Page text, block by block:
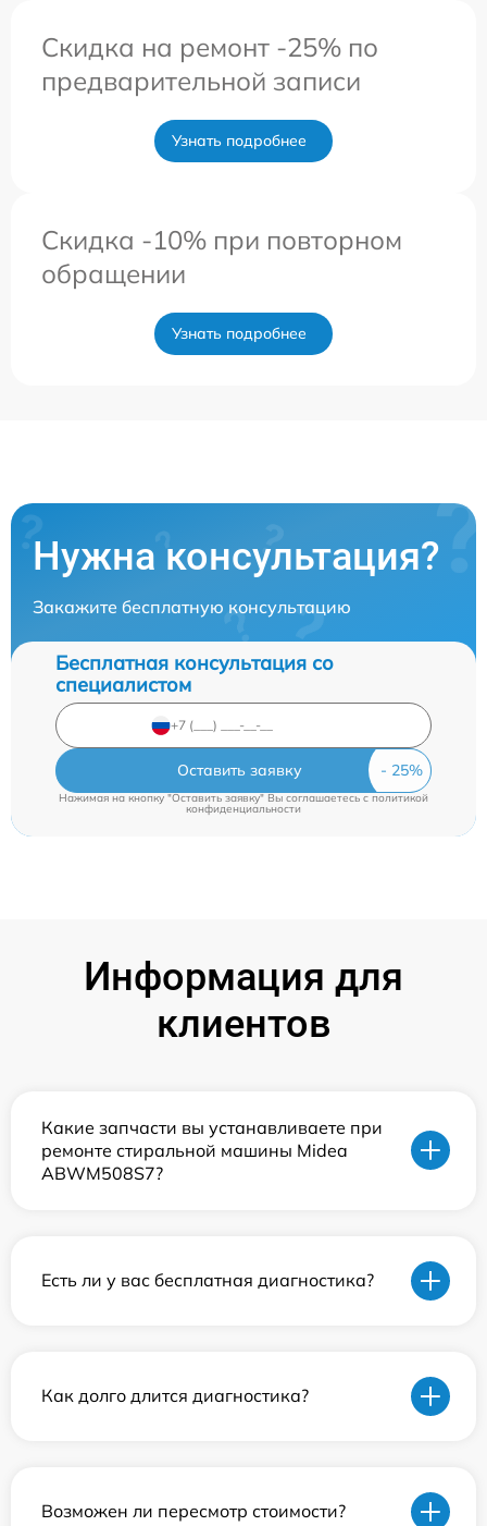
Скидка на ремонт -25% по
предварительной записи
Узнать подробнее
Скидка -10% при повторном
обращении
Узнать подробнее
Нужна консультация?
Закажите бесплатную консультацию
Бесплатная консультация со
специалистом
Оставить заявку
Нажимая на кнопку "Оставить заявку" Вы соглашаетесь cполитикой
конфиденциальности
Информация для
клиентов
Какие запчасти вы устанавливаете при
ремонте стиральной машины Midea
ABWM508S7?
Есть ли у вас бесплатная диагностика?
Как долго длится диагностика?
Возможен ли пересмотр стоимости?